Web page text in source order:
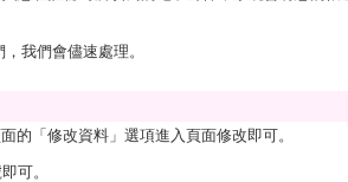
我們會儘速處理。
的「修改資料」選項進入頁面修改即可。
可。